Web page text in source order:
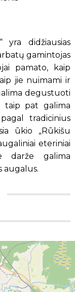
yra didžiausias
gamintojas
pamato, kaip
jie nuimami ir
degustuoti
taip pat galima
tradicinius
ūkio „Rūkišu
eteriniai
darže galima
augalus.